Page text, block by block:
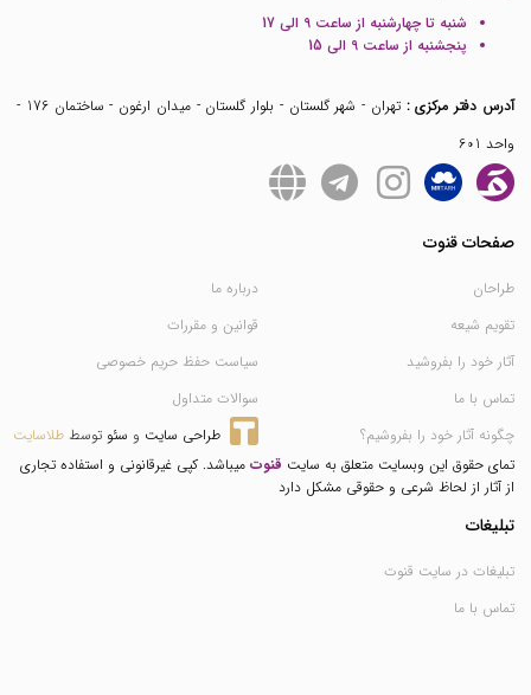
شنبه تا چهارشنبه از ساعت 9 الی 17
پنجشنبه از ساعت 9 الی 15
آدرس دفتر مرکزی :
تهران - شهر گلستان - بلوار گلستان - میدان ارغون - ساختمان 176 -
واحد 601
صفحات قنوت
طراحان
تقویم شیعه
آثار خود را بفروشید
تماس با ما
چگونه آثار خود را بفروشیم؟
درباره ما
قوانین و مقررات
سیاست حفظ حریم خصوصی
سوالات متداول
طراحی سایت و سئو توسط طلاسایت
تمای حقوق این وبسایت متعلق به سایت قنوت میباشد. کپی غیرقانونی و استفاده تجاری
از آثار از لحاظ شرعی و حقوقی مشکل دارد
تبلیغات
تبلیغات در سایت قنوت
تماس با ما